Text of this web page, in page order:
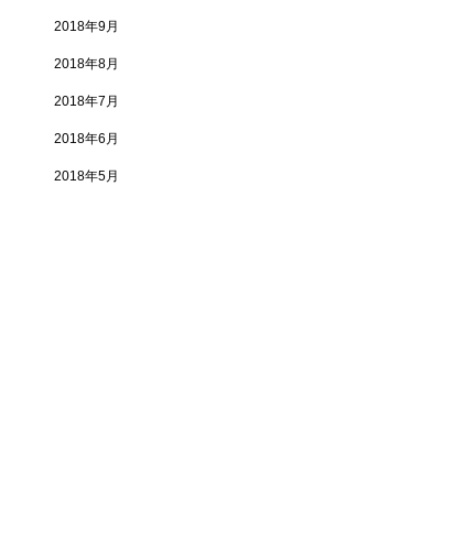
2018年9月
2018年8月
2018年7月
2018年6月
2018年5月